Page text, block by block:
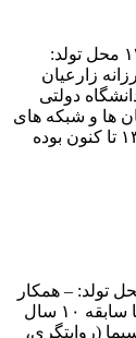
نتایج مشاهده همه نتایج زارعیان، فرزانه تولد: ۱۳۶۷ محل تولد:
زارعیان
دانشگاه دولتی
ها و شبکه های
سراسری از جمله گوینده رادیو فارس از سال ۱۳۹۰ تا کنون بوده
تولد: – همکار
چکاوا مشاهده پروفایل نمونه صدا نفیسه زاجکانیها سابقه ۱۰ سال
و سیما (روایتگری،